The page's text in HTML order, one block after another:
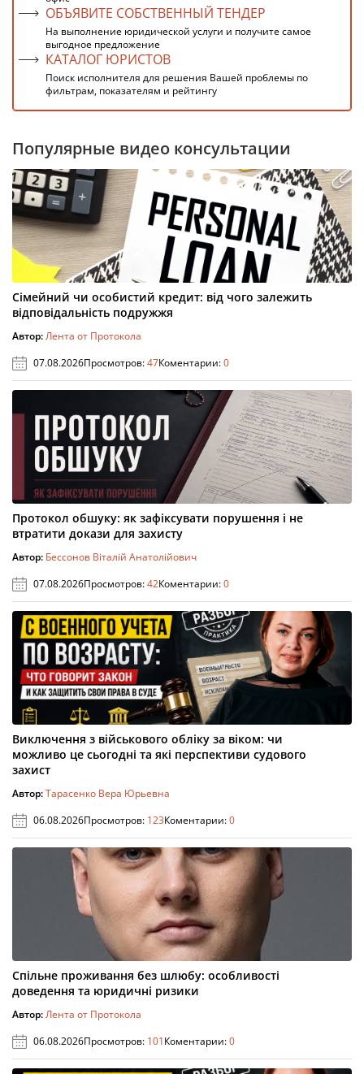
ОБЪЯВИТЕ СОБСТВЕННЫЙ ТЕНДЕР
На выполнение юридической услуги и получите самое
выгодное предложение
КАТАЛОГ ЮРИСТОВ
Поиск исполнителя для решения Вашей проблемы по
фильтрам, показателям и рейтингу
Популярные видео консультации
Сімейний чи особистий кредит: від чого залежить
відповідальність подружжя
Автор:Лента от Протокола
07.08.2026Просмотров:47Коментарии:0
Протокол обшуку: як зафіксувати порушення і не
втратити докази для захисту
Автор: Бессонов Віталій Анатолійович
07.08.2026Просмотров:42Коментарии:0
Виключення з військового обліку за віком: чи
можливо це сьогодні та які перспективи судового
захист
Автор:Тарасенко Вера Юрьевна
06.08.2026Просмотров: 123Коментарии:0
Спільне проживання без шлюбу: особливості
доведення та юридичні ризики
Автор:Лента от Протокола
06.08.2026Просмотров: 101Коментарии:0